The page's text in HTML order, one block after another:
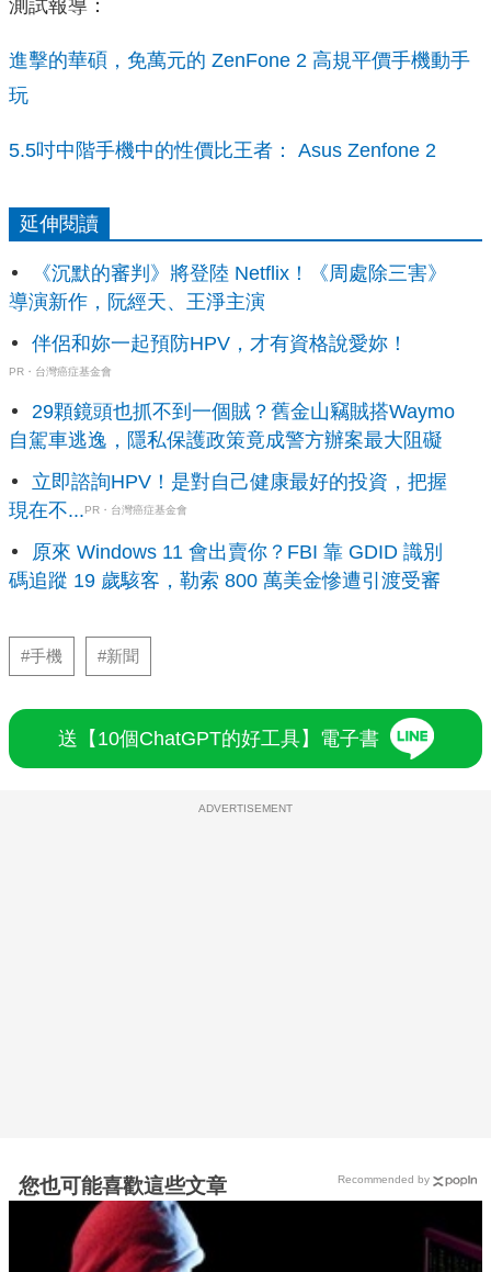
測試報導：
進擊的華碩，免萬元的 ZenFone 2 高規平價手機動手
玩
5.5吋中階手機中的性價比王者： Asus Zenfone 2
延伸閱讀
《沉默的審判》將登陸 Netflix！《周處除三害》
導演新作，阮經天、王淨主演
伴侶和妳一起預防HPV，才有資格說愛妳！
PR・台灣癌症基金會
29顆鏡頭也抓不到一個賊？舊金山竊賊搭Waymo
自駕車逃逸，隱私保護政策竟成警方辦案最大阻礙
立即諮詢HPV！是對自己健康最好的投資，把握
現在不...PR・台灣癌症基金會
原來 Windows 11 會出賣你？FBI 靠 GDID 識別
碼追蹤 19 歲駭客，勒索 800 萬美金慘遭引渡受審
#手機 #新聞
送【10個ChatGPT的好工具】電子書
ADVERTISEMENT
您也可能喜歡這些文章 Recommended by